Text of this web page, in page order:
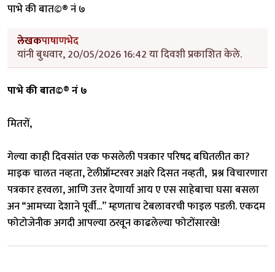
पाभे की बात©® नं ७
लेखकपाषाणभेद
यांनी बुधवार, 20/05/2026 16:42 या दिवशी प्रकाशित केले.
पाभे की बात©® नं ७
मितरों,
गेल्या काही दिवसांत एक फसलेली पत्रकार परिषद बघितलीत का?
माइक चालत नव्हता, टेलीप्रॉम्टरवर अक्षरे दिसत नव्हती, प्रश्न विचारणारा
पत्रकार हरवला, आणि उत्तर देणार्या आय ए एस साहेबाचा घसा बसला
अन “आमच्या देशाने पूर्वी...” म्हणताच टेबलावरची फाइल पडली. एकदम
फोटोजेनीक अगदी आपल्या ठरवून काढलेल्या फोटोंसारखे!